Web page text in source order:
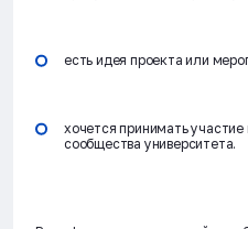
есть идея проекта или
хочется принимать участие
сообщества университета.